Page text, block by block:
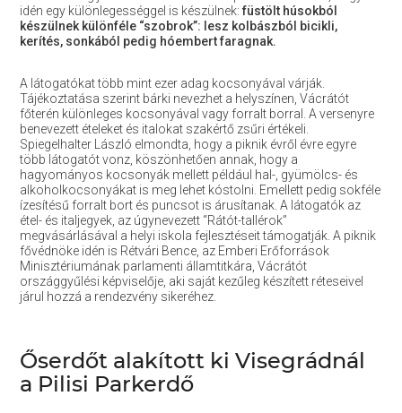
idén egy különlegességgel is készülnek:füstölt húsokból
készülnek különféle “szobrok”: lesz kolbászból bicikli,
kerítés, sonkából pedig hóembert faragnak.
A látogatókat több mint ezer adag kocsonyával várják.
Tájékoztatása szerint bárki nevezhet a helyszínen, Vácrátót
főterén különleges kocsonyával vagy forralt borral. A versenyre
benevezett ételeket és italokat szakértő zsűri értékeli.
Spiegelhalter László elmondta, hogy a piknik évről évre egyre
több látogatót vonz, köszönhetően annak, hogy a
hagyományos kocsonyák mellett például hal-, gyümölcs- és
alkoholkocsonyákat is meg lehet kóstolni. Emellett pedig sokféle
ízesítésű forralt bort és puncsot is árusítanak. A látogatók az
étel- és italjegyek, az úgynevezett “Rátót-tallérok”
megvásárlásával a helyi iskola fejlesztéseit támogatják. A piknik
fővédnöke idén is Rétvári Bence, az Emberi Erőforrások
Minisztériumának parlamenti államtitkára, Vácrátót
országgyűlési képviselője, aki saját kezűleg készített réteseivel
járul hozzá a rendezvény sikeréhez.
Őserdőt alakított ki Visegrádnál
a Pilisi Parkerdő